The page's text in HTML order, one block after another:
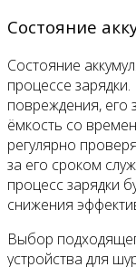
Состояние
Состояние
процессе
повреждения, его
ёмкость со
регулярно
за его сроком
процесс зарядки
снижения
Выбор
устройства для